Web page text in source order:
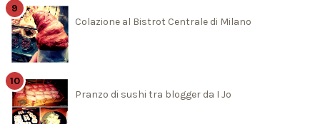
Colazione al Bistrot Centrale di Milano
Pranzo di sushi tra blogger da I Jo